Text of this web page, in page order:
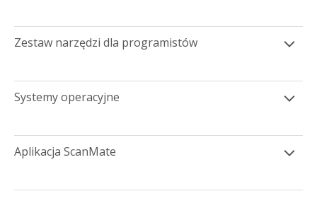
Zestaw narzędzi dla programistów
Systemy operacyjne
Aplikacja ScanMate